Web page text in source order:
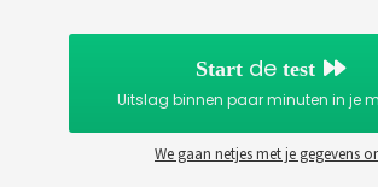
Start de test
Uitslag binnen paar minuten in je
We gaan netjes met je gegevens